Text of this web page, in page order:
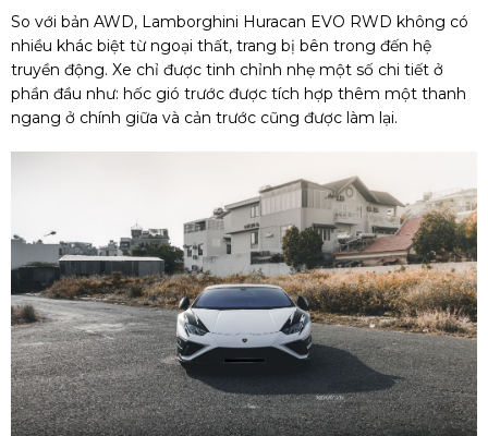
So với bản AWD, Lamborghini Huracan EVO RWD không có
nhiều khác biệt từ ngoại thất, trang bị bên trong đến hệ
truyền động. Xe chỉ được tinh chỉnh nhẹ một số chi tiết ở
phần đầu như: hốc gió trước được tích hợp thêm một thanh
ngang ở chính giữa và cản trước cũng được làm lại.